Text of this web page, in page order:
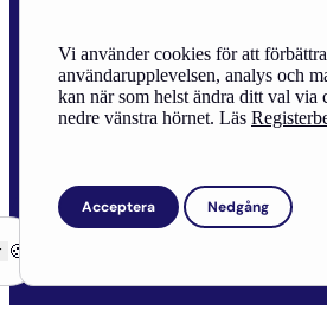
Vi använder cookies för att förbättra
användarupplevelsen, analys och
kan när som helst ändra ditt val via
nedre vänstra hörnet. Läs
Acceptera Nedgång
Site Credits